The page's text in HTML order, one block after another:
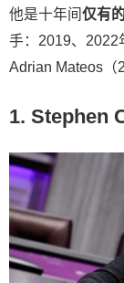
他是十年间仅有
手：2019、2022
Adrian Mateos（
1. Stephen